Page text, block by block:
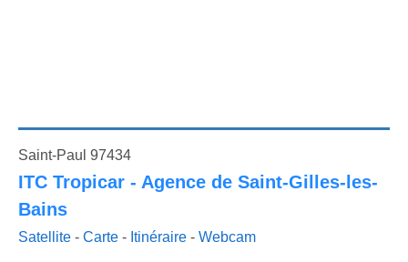
Saint-Paul 97434
ITC Tropicar - Agence de Saint-Gilles-les-
Bains
Satellite - Carte - Itinéraire - Webcam